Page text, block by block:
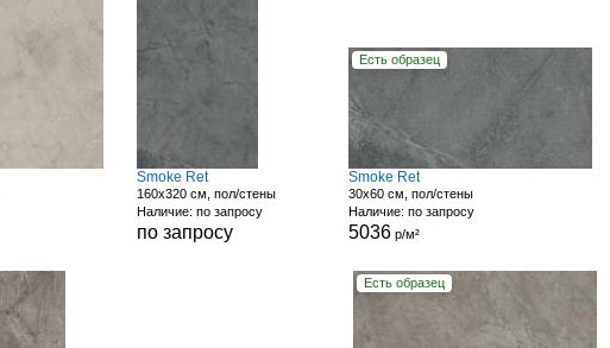
Smoke Ret
160x320 см, пол/стены
Наличие: по запросу
по запросу
Есть образец
Smoke Ret
30x60 см, пол/стены
Наличие: по запросу
5036р/м²
Есть образец